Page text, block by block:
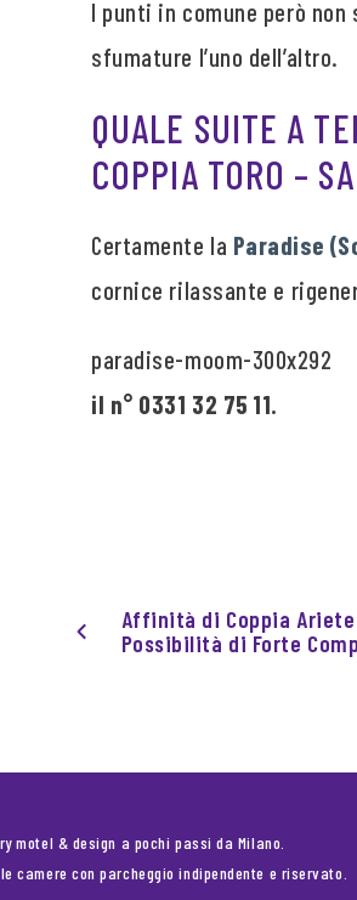
I punti in comune però
sfumature l’uno dell’altro.
QUALE SUITE A
COPPIA TORO –
Certamente la Paradise
cornice rilassante e
il n° 0331 32 75 11.
Affinità di Coppia
Possibilità di Forte
motel & design a pochi passi da Milano.
camere con parcheggio indipendente e riservato.